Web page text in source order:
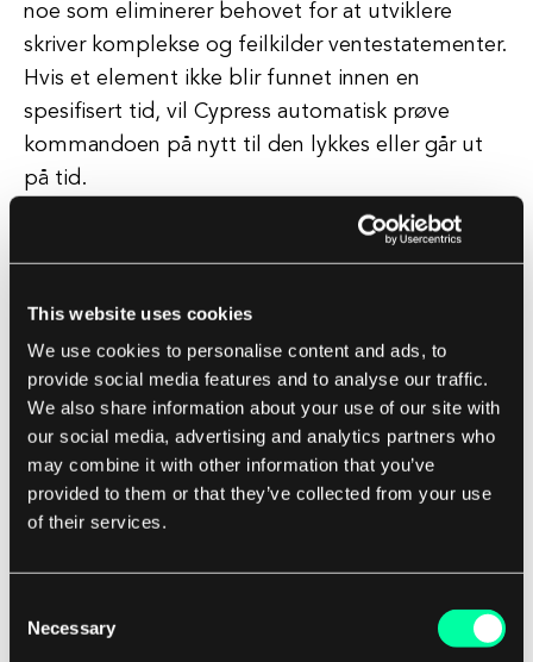
This website uses cookies
We use cookies to personalise content and ads, to
provide social media features and to analyse our traffic.
We also share information about your use of our site with
our social media, advertising and analytics partners who
may combine it with other information that you’ve
provided to them or that they’ve collected from your use
of their services.
Selection
Necessary
noe som eliminerer behovet for at utviklere
skriver komplekse og feilkilder ventestatementer.
Hvis et element ikke blir funnet innen en
spesifisert tid, vil Cypress automatisk prøve
kommandoen på nytt til den lykkes eller går ut
på tid.
Cypress tilbyr også kraftige innebygde
tilstanden til applikasjonen. Utviklere kan bruke
disse bekreftelsene til å sjekke for
tilstedeværelsen av elementer, verifisere
tekstinnhold og bekrefte oppførselen til
applikasjonen. Cypress støtter også tilpassede
bekreftelser, noe som lar utviklere lage sine egne
bekreftelser for å imøtekomme sine spesifikke
I tillegg til disse funksjonene gir Cypress også en
kraftig testkjører som lar utviklere kjøre tester